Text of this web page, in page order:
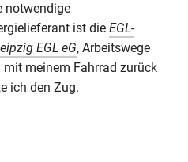
notwendige
ist dieEGL-
EGL eG, Arbeitswege
mit meinem Fahrrad zurück
ich den Zug.